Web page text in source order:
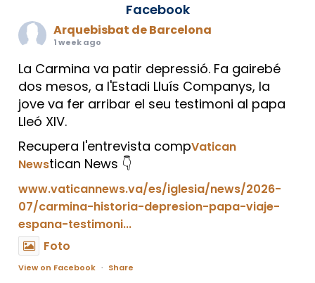
Facebook
Arquebisbat de Barcelona
1 week ago
La Carmina va patir depressió. Fa gairebé
dos mesos, a l'Estadi Lluís Companys, la
jove va fer arribar el seu testimoni al papa
Lleó XIV.
Recupera l'entrevista compVatican
Newstican News 👇
www.vaticannews.va/es/iglesia/news/2026-
07/carmina-historia-depresion-papa-viaje-
espana-testimoni...
Foto
View on Facebook · Share